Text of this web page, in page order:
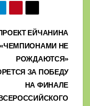
ЕЙЧАНИНА
«ЧЕМПИОНАМИ НЕ
РОЖДАЮТСЯ»
ЗА ПОБЕДУ
НА ФИНАЛЕ